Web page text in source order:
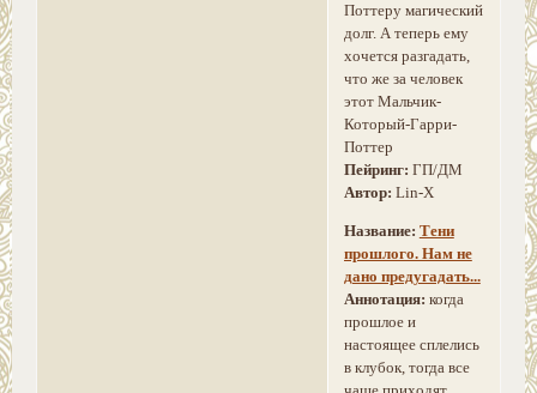
Поттеру магический
долг. А теперь ему
хочется разгадать,
что же за человек
этот Мальчик-
Который-Гарри-
Поттер
Пейринг: ГП/ДМ
Автор: Lin-X
Название: Тени
прошлого. Нам не
дано предугадать...
Аннотация: когда
прошлое и
настоящее сплелись
в клубок, тогда все